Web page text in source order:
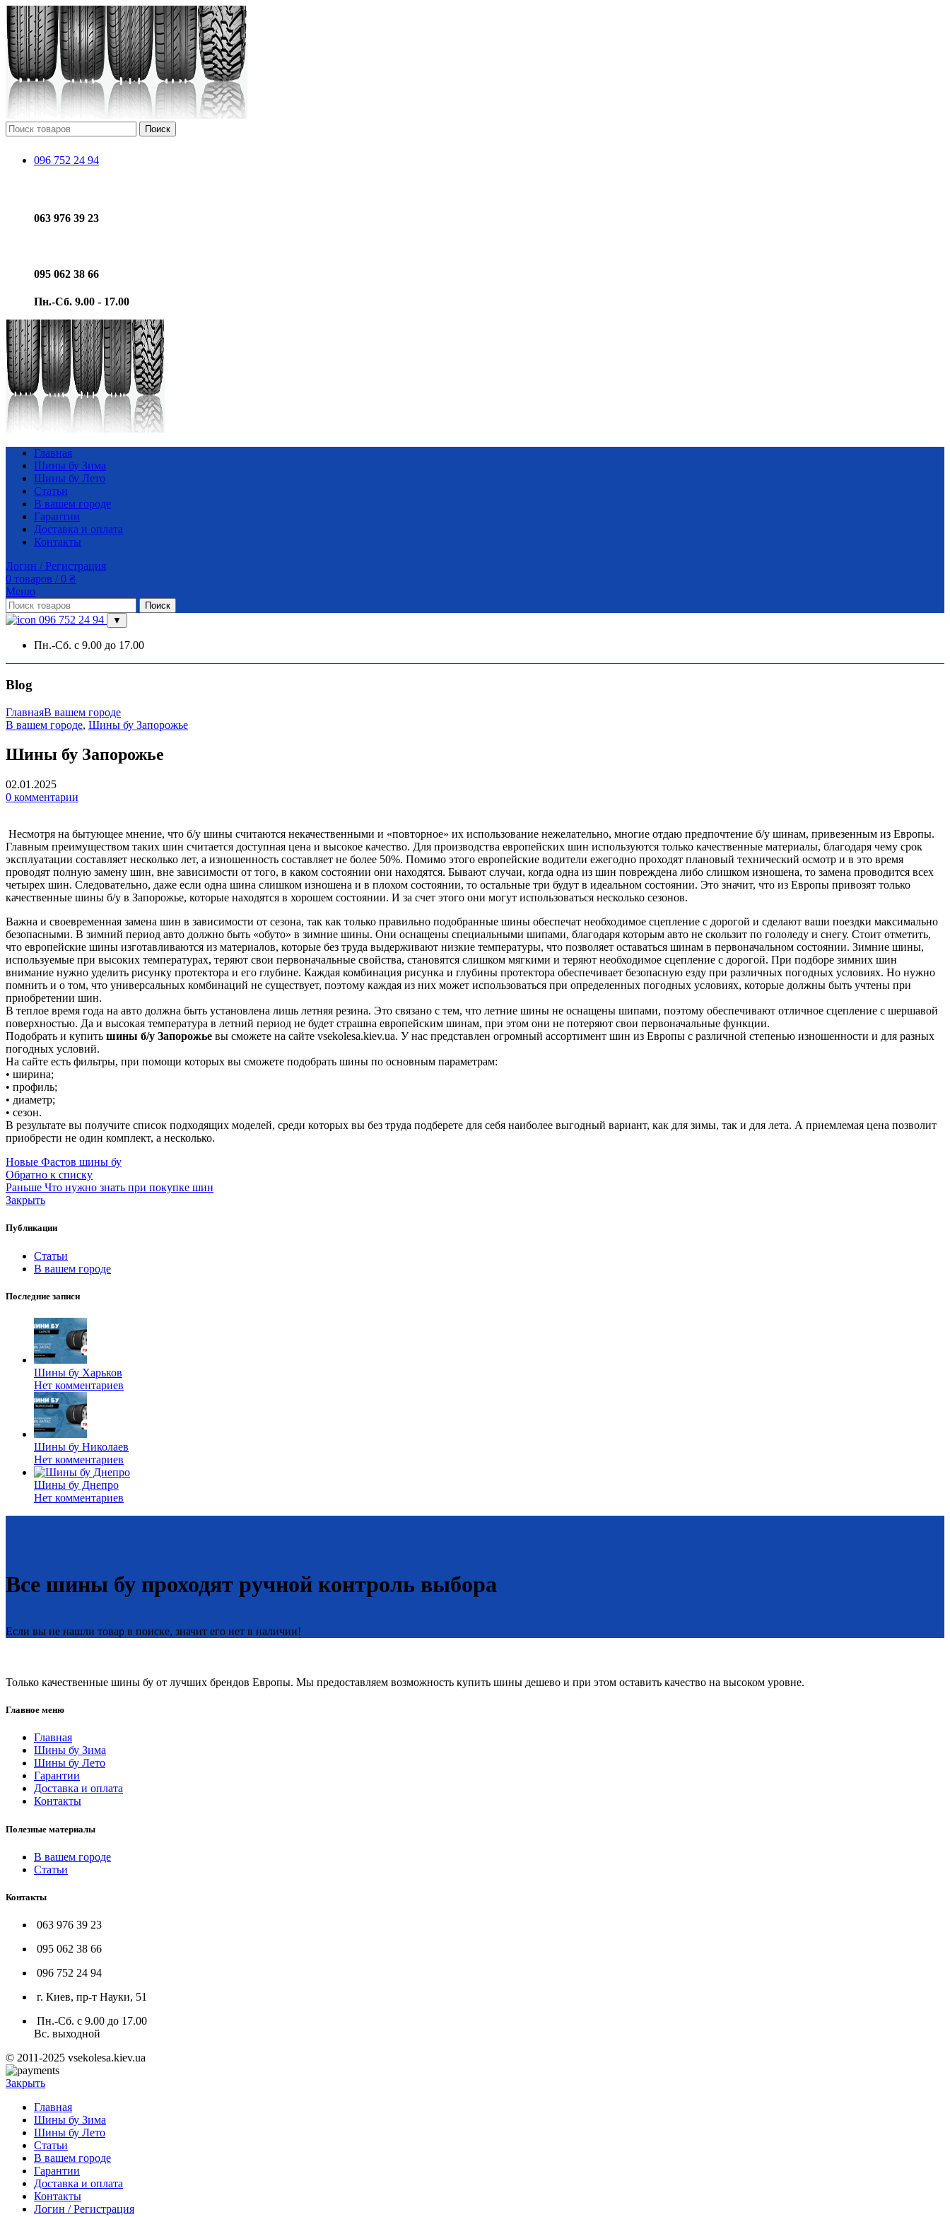
Поиск
096 752 24 94
063 976 39 23
095 062 38 66
Пн.-Сб. 9.00 - 17.00
Главная
Шины бу Зима
Шины бу Лето
Статьи
В вашем городе
Гарантии
Доставка и оплата
Контакты
Логин / Регистрация
0 товаров / 0 ₴
Меню
Поиск
096 752 24 94 ▼
Пн.-Сб. с 9.00 до 17.00
Blog
ГлавнаяВ вашем городе
В вашем городе, Шины бу Запорожье
Шины бу Запорожье
02.01.2025
0 комментарии
Несмотря на бытующее мнение, что б/у шины считаются некачественными и «повторное» их использование нежелательно, многие отдаю предпочтение б/у шинам, привезенным из Европы.
Главным преимуществом таких шин считается доступная цена и высокое качество. Для производства европейских шин используются только качественные материалы, благодаря чему срок
эксплуатации составляет несколько лет, а изношенность составляет не более 50%. Помимо этого европейские водители ежегодно проходят плановый технический осмотр и в это время
проводят полную замену шин, вне зависимости от того, в каком состоянии они находятся. Бывают случаи, когда одна из шин повреждена либо слишком изношена, то замена проводится всех
четырех шин. Следовательно, даже если одна шина слишком изношена и в плохом состоянии, то остальные три будут в идеальном состоянии. Это значит, что из Европы привозят только
качественные шины б/у в Запорожье, которые находятся в хорошем состоянии. И за счет этого они могут использоваться несколько сезонов.
Важна и своевременная замена шин в зависимости от сезона, так как только правильно подобранные шины обеспечат необходимое сцепление с дорогой и сделают ваши поездки максимально
безопасными. В зимний период авто должно быть «обуто» в зимние шины. Они оснащены специальными шипами, благодаря которым авто не скользит по гололеду и снегу. Стоит отметить,
что европейские шины изготавливаются из материалов, которые без труда выдерживают низкие температуры, что позволяет оставаться шинам в первоначальном состоянии. Зимние шины,
используемые при высоких температурах, теряют свои первоначальные свойства, становятся слишком мягкими и теряют необходимое сцепление с дорогой. При подборе зимних шин
внимание нужно уделить рисунку протектора и его глубине. Каждая комбинация рисунка и глубины протектора обеспечивает безопасную езду при различных погодных условиях. Но нужно
помнить и о том, что универсальных комбинаций не существует, поэтому каждая из них может использоваться при определенных погодных условиях, которые должны быть учтены при
приобретении шин.
В теплое время года на авто должна быть установлена лишь летняя резина. Это связано с тем, что летние шины не оснащены шипами, поэтому обеспечивают отличное сцепление с шершавой
поверхностью. Да и высокая температура в летний период не будет страшна европейским шинам, при этом они не потеряют свои первоначальные функции.
Подобрать и купить шины б/у Запорожье вы сможете на сайте vsekolesa.kiev.ua. У нас представлен огромный ассортимент шин из Европы с различной степенью изношенности и для разных
погодных условий.
На сайте есть фильтры, при помощи которых вы сможете подобрать шины по основным параметрам:
• ширина;
• профиль;
• диаметр;
• сезон.
В результате вы получите список подходящих моделей, среди которых вы без труда подберете для себя наиболее выгодный вариант, как для зимы, так и для лета. А приемлемая цена позволит
приобрести не один комплект, а несколько.
Новые Фастов шины бу
Обратно к списку
Раньше Что нужно знать при покупке шин
Закрыть
Публикации
Статьи
В вашем городе
Последние записи
Шины бу Харьков
Нет комментариев
Шины бу Николаев
Нет комментариев
Шины бу Днепро
Нет комментариев
Все шины бу проходят ручной контроль выбора
Если вы не нашли товар в поиске, значит его нет в наличии!
Только качественные шины бу от лучших брендов Европы. Мы предоставляем возможность купить шины дешево и при этом оставить качество на высоком уровне.
Главное меню
Главная
Шины бу Зима
Шины бу Лето
Гарантии
Доставка и оплата
Контакты
Полезные материалы
В вашем городе
Статьи
Контакты
063 976 39 23
095 062 38 66
096 752 24 94
г. Киев, пр-т Науки, 51
Пн.-Сб. с 9.00 до 17.00
Вс. выходной
© 2011-2025 vsekolesa.kiev.ua
Закрыть
Главная
Шины бу Зима
Шины бу Лето
Статьи
В вашем городе
Гарантии
Доставка и оплата
Контакты
Логин / Регистрация